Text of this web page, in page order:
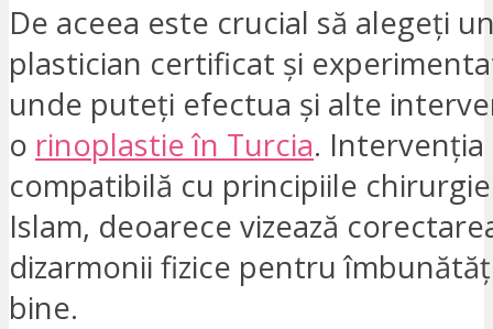
De aceea este crucial să alegeți
plastician certificat și
unde puteți efectua și alte
o rinoplastie în Turcia. Intervenția
compatibilă cu principiile
Islam, deoarece vizează
dizarmonii fizice pentru
bine.